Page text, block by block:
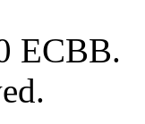
ЕСВВ.